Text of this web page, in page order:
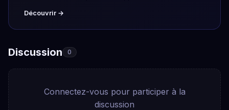
Découvrir →
Discussion 0
Connectez-vous pour participer à la
discussion